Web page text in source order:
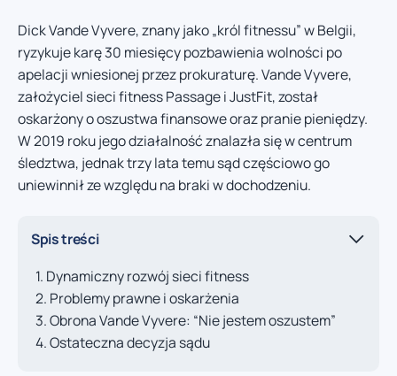
Dick Vande Vyvere, znany jako „król fitnessu” w Belgii,
ryzykuje karę 30 miesięcy pozbawienia wolności po
apelacji wniesionej przez prokuraturę. Vande Vyvere,
założyciel sieci fitness Passage i JustFit, został
oskarżony o oszustwa finansowe oraz pranie pieniędzy.
W 2019 roku jego działalność znalazła się w centrum
śledztwa, jednak trzy lata temu sąd częściowo go
uniewinnił ze względu na braki w dochodzeniu.
Spis treści
Dynamiczny rozwój sieci fitness
Problemy prawne i oskarżenia
Obrona Vande Vyvere: “Nie jestem oszustem”
Ostateczna decyzja sądu